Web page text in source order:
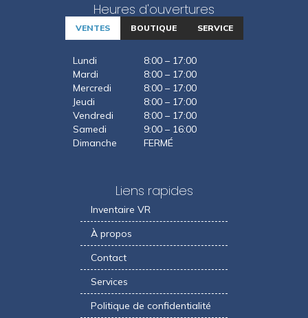
Liens rapides
Inventaire VR
À propos
Contact
Services
Politique de confidentialité
Heures d'ouvertures
VENTES BOUTIQUE SERVICE
Lundi
8:00 – 17:00
Mardi
8:00 – 17:00
Mercredi
8:00 – 17:00
Jeudi
8:00 – 17:00
Vendredi
8:00 – 17:00
Samedi
9:00 – 16:00
Dimanche
FERMÉ